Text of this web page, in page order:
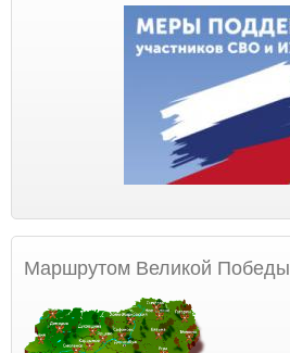
Маршрутом Великой Победы